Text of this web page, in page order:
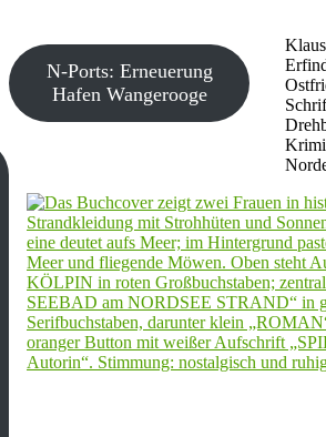
N-Ports: Erneuerung
Hafen Wangerooge